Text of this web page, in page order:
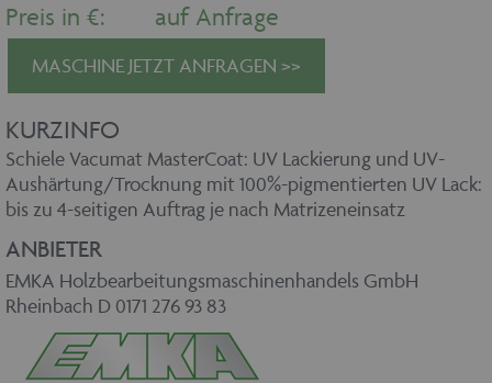
Preis in €: auf Anfrage
MASCHINE JETZT ANFRAGEN >>
KURZINFO
Schiele Vacumat MasterCoat: UV Lackierung und UV-
Aushärtung/Trocknung mit 100%-pigmentierten UV Lack:
bis zu 4-seitigen Auftrag je nach Matrizeneinsatz
ANBIETER
EMKA Holzbearbeitungsmaschinenhandels GmbH
Rheinbach D 0171 276 93 83